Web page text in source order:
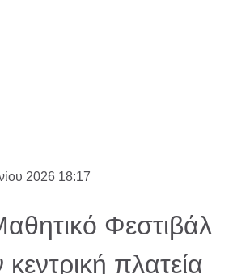
2026 18:17
Φεστιβάλ
πλατεία